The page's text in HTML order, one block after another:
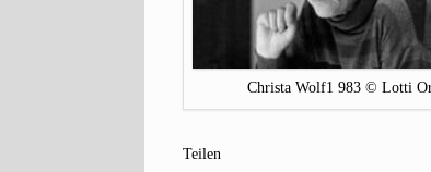
Chris­ta Wolf1 983 © Lot­ti
Tei­len